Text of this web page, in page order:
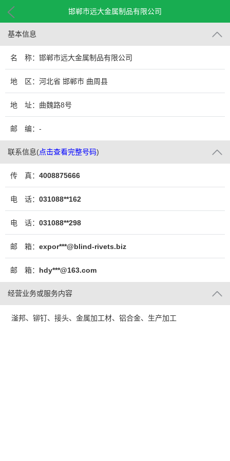
邯郸市远大金属制品有限公司
基本信息
名 称：邯郸市远大金属制品有限公司
地 区：河北省 邯郸市 曲周县
地 址：曲魏路8号
邮 编：-
联系信息(点击查看完整号码)
传 真： 4008875666
电 话： 031088**162
电 话： 031088**298
邮 箱： expor***@blind-rivets.biz
邮 箱： hdy***@163.com
经营业务或服务内容
滏邦、铆钉、接头、金属加工材、铝合金、生产加工